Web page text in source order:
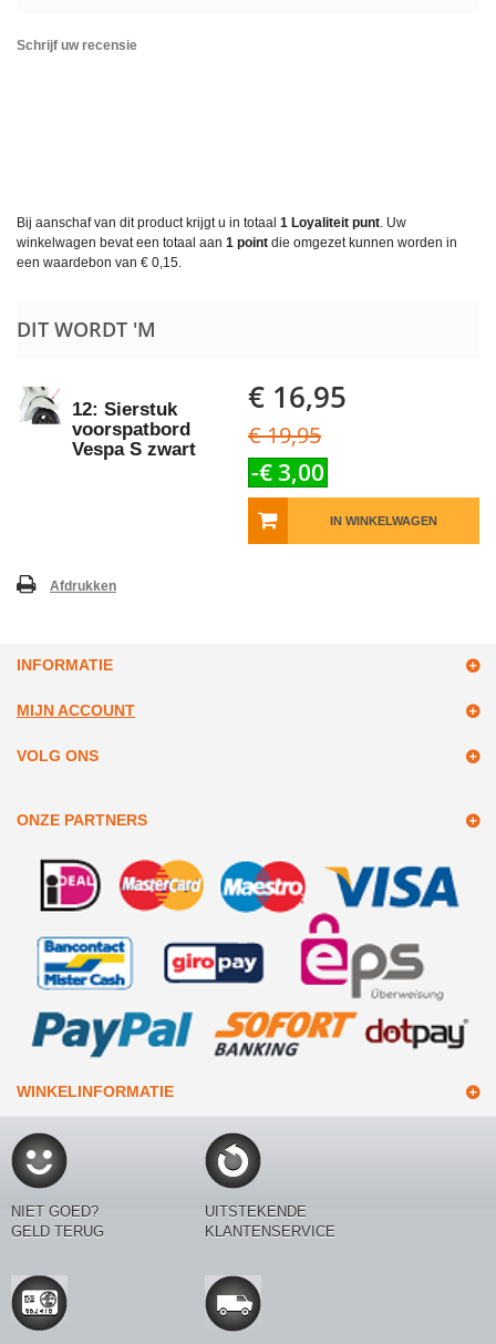
Schrijf uw recensie
Bij aanschaf van dit product krijgt u in totaal 1 Loyaliteit punt. Uw
winkelwagen bevat een totaal aan 1 point die omgezet kunnen worden in
een waardebon van € 0,15.
DIT WORDT 'M
12: Sierstuk
voorspatbord
Vespa S zwart
€ 16,95
€ 19,95
-€ 3,00
IN WINKELWAGEN
Afdrukken
INFORMATIE
MIJN ACCOUNT
VOLG ONS
ONZE PARTNERS
WINKELINFORMATIE
NIET GOED?
GELD TERUG
UITSTEKENDE
KLANTENSERVICE